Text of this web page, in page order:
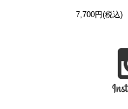
7,700円(税込)